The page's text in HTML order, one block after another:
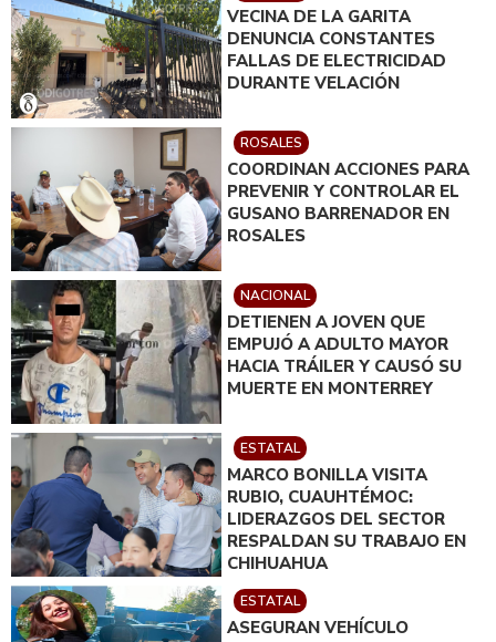
VECINA DE LA GARITA
DENUNCIA CONSTANTES
FALLAS DE ELECTRICIDAD
DURANTE VELACIÓN
ROSALES
COORDINAN ACCIONES PARA
PREVENIR Y CONTROLAR EL
GUSANO BARRENADOR EN
ROSALES
NACIONAL
DETIENEN A JOVEN QUE
EMPUJÓ A ADULTO MAYOR
HACIA TRÁILER Y CAUSÓ SU
MUERTE EN MONTERREY
ESTATAL
MARCO BONILLA VISITA
RUBIO, CUAUHTÉMOC:
LIDERAZGOS DEL SECTOR
RESPALDAN SU TRABAJO EN
CHIHUAHUA
ESTATAL
ASEGURAN VEHÍCULO